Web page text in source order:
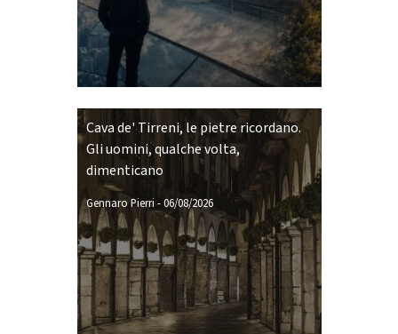
Cava de' Tirreni, le pietre ricordano.
Gli uomini, qualche volta,
dimenticano
Gennaro Pierri -06/08/2026